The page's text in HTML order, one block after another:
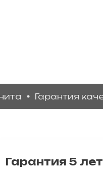
Гарантия качества
Гарантия 5 лет